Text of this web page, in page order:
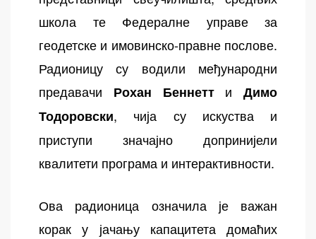
школа те Федералне управе за
геодетске и имовинско-правне послове.
Радионицу су водили међународни
предавачи Рохан Беннетт и Димо
Тодоровски, чија су искуства и
приступи значајно допринијели
квалитети програма и интерактивности.
Ова радионица означила је важан
корак у јачању капацитета домаћих